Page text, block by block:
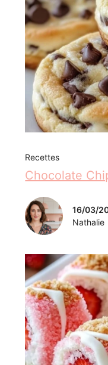
Recettes
Chocolate
16/03/
Nathalie